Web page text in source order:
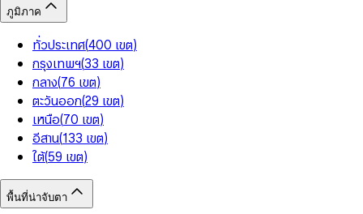
ภูมิภาค
ทั่วประเทศ(400 เขต)
กรุงเทพฯ(33 เขต)
กลาง(76 เขต)
ตะวันออก(29 เขต)
เหนือ(70 เขต)
อีสาน(133 เขต)
ใต้(59 เขต)
พื้นที่น่าจับตา